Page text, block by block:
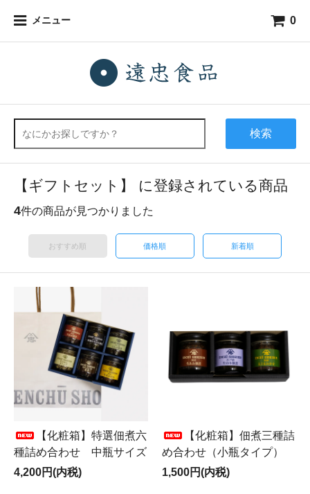
メニュー 0
検索
【ギフトセット】 に登録されている商品
4件の商品が見つかりました
おすすめ順 価格順 新着順
【化粧箱】特選佃煮六
種詰め合わせ 中瓶サイズ
4,200円(内税)
【化粧箱】佃煮三種詰
め合わせ（小瓶タイプ）
1,500円(内税)